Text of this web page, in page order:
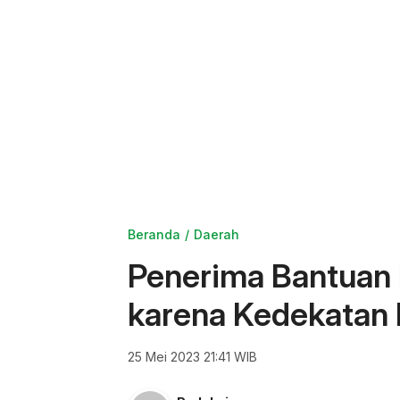
Beranda Daerah
Penerima
karena Kedekatan
25 Mei 2023 21:41 WIB